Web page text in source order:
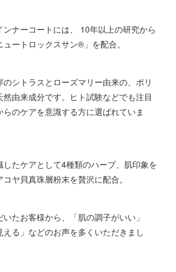
ンナーコートには、 10年以上の研究から
ートロックスサン®」を配合。
のシトラスとローズマリー由来の、ポリ
由来成分です。ヒト試験などでも注目
のケアを意識する方に選ばれていま
したケアとして4種類のハーブ、肌印象を
ヤ貝真珠層粉末を贅沢に配合。
たお客様から、「肌の調子がいい」
える」などのお声を多くいただきまし